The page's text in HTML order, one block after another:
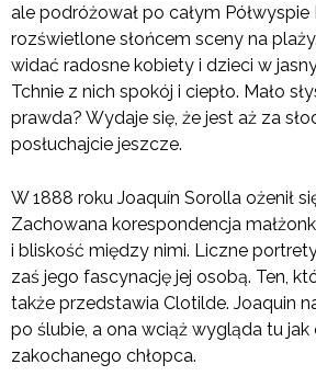
ale podróżował po całym
rozświetlone słońcem sceny na
widać radosne kobiety i dzieci w
Tchnie z nich spokój i ciepło. Mało
prawda? Wydaje się, że jest aż za
posłuchajcie jeszcze.
W 1888 roku Joaquín Sorolla ożenił
Zachowana korespondencja
i bliskość między nimi. Liczne
zaś jego fascynację jej osobą. Ten,
także przedstawia Clotilde. Joaquin
po ślubie, a ona wciąż wygląda tu
zakochanego chłopca.